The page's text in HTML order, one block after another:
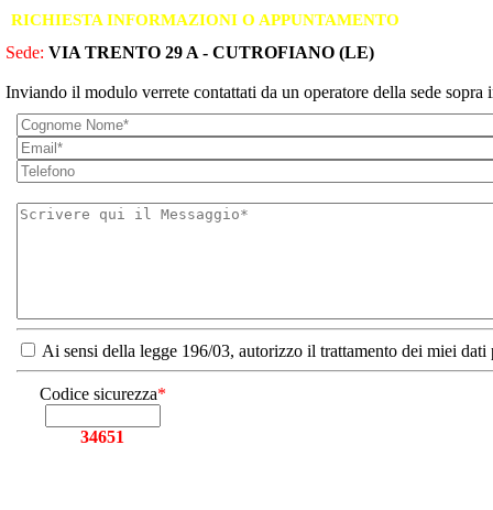
RICHIESTA INFORMAZIONI O APPUNTAMENTO
Sede: VIA TRENTO 29 A - CUTROFIANO (LE)
Inviando il modulo verrete contattati da un operatore della sede sopra
Ai sensi della legge 196/03, autorizzo il trattamento dei miei
Codice sicurezza*
34651